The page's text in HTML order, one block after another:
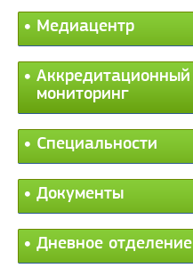
Медиацентр
Аккредитационный
мониторинг
Специальности
Документы
Дневное отделение